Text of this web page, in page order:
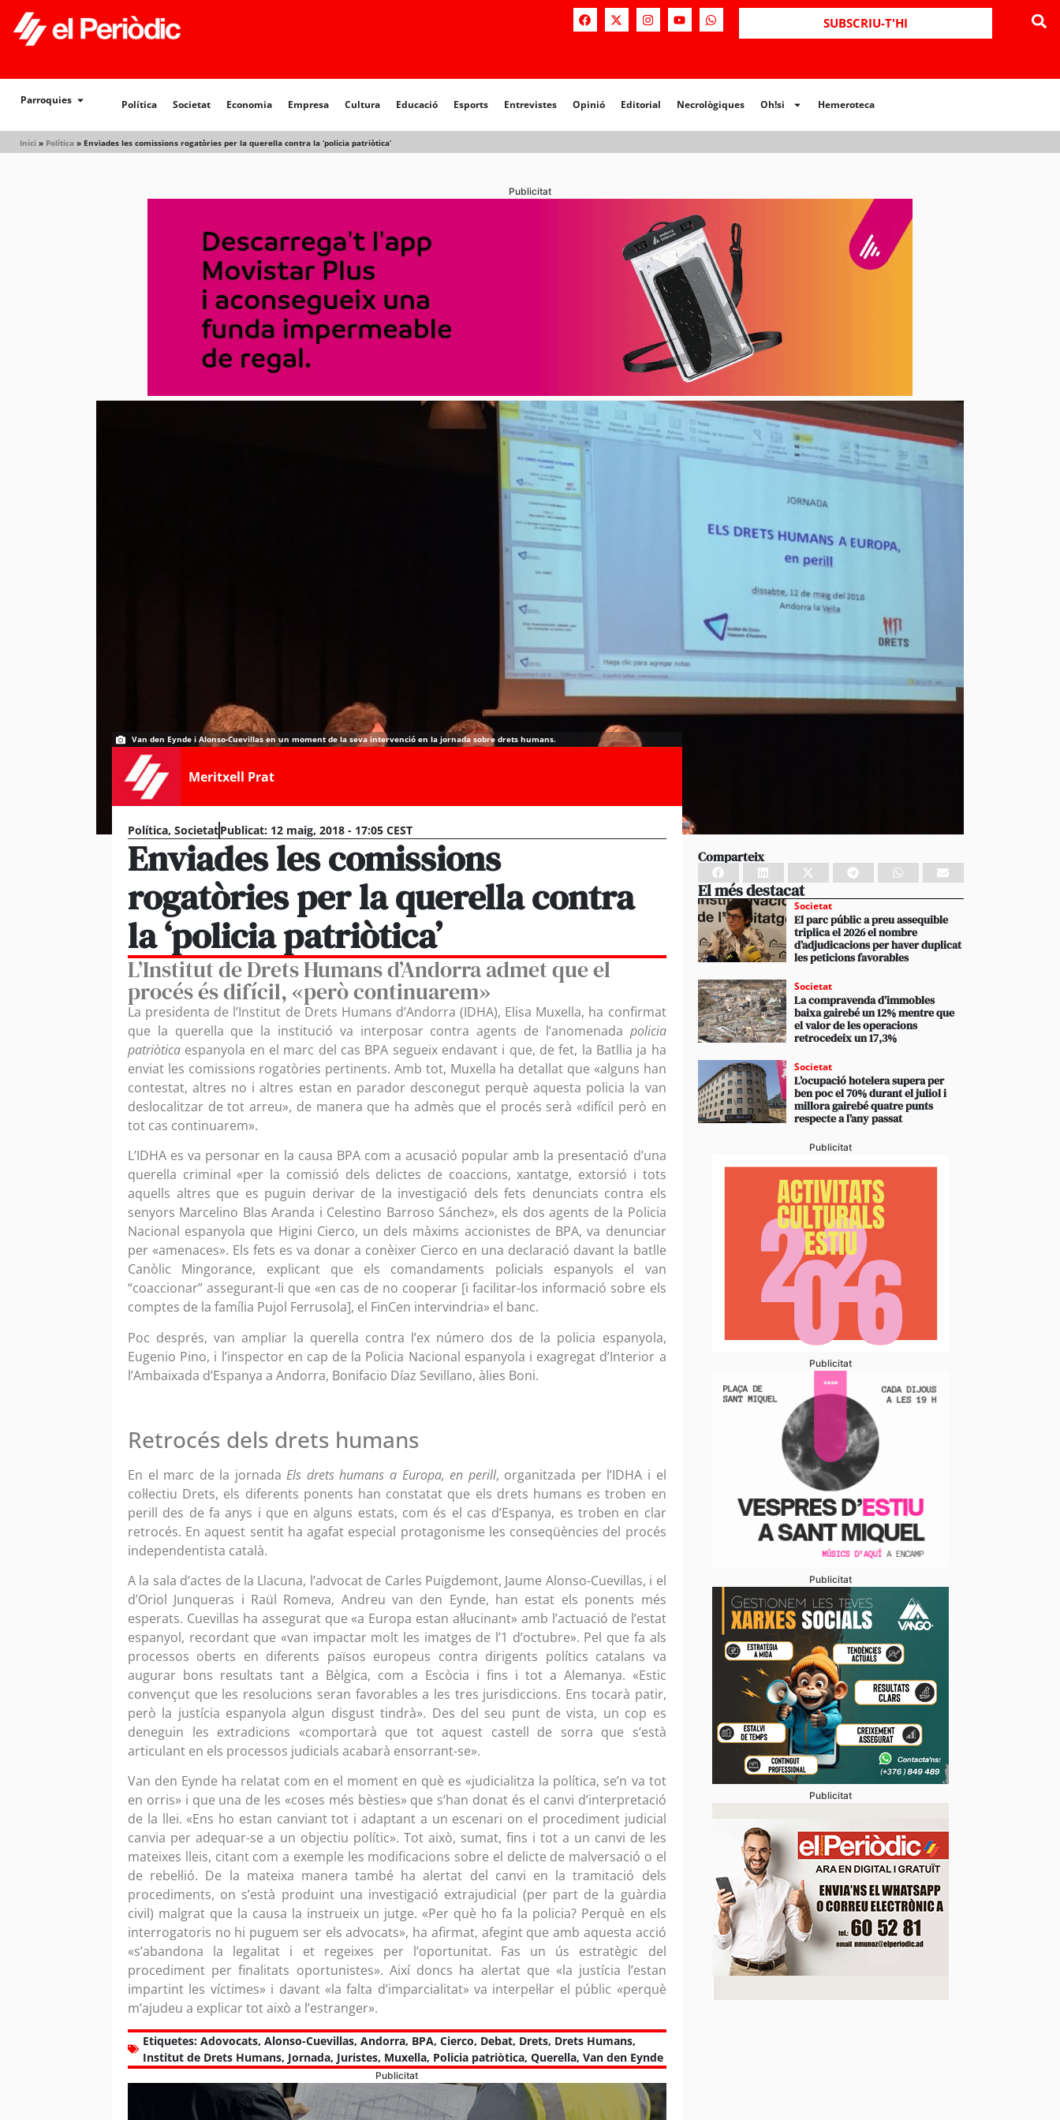
SUBSCRIU-T'HI
Parroquies Política Societat Economia Empresa Cultura Educació Esports Entrevistes Opinió Editorial Necrològiques Oh!si Hemeroteca
Inici » Política » Enviades les comissions rogatòries per la querella contra la ‘policia patriòtica’
Política Societat Opinió Editorial Necrològiques Hemeroteca
Publicitat
Van den Eynde i Alonso-Cuevillas en un moment de la seva intervenció en la jornada sobre drets humans.
Meritxell Prat
Política, SocietatPublicat: 12 maig, 2018 - 17:05 CEST
Enviades les comissions
rogatòries per la querella contra
la ‘policia patriòtica’
L’Institut de Drets Humans d’Andorra admet que el
procés és difícil, «però continuarem»
La presidenta de l’Institut de Drets Humans d’Andorra (IDHA), Elisa Muxella, ha confirmat
que la querella que la institució va interposar contra agents de l’anomenada policia
patriòtica espanyola en el marc del cas BPA segueix endavant i que, de fet, la Batllia ja ha
enviat les comissions rogatòries pertinents. Amb tot, Muxella ha detallat que «alguns han
contestat, altres no i altres estan en parador desconegut perquè aquesta policia la van
deslocalitzar de tot arreu», de manera que ha admès que el procés serà «difícil però en
tot cas continuarem».
L’IDHA es va personar en la causa BPA com a acusació popular amb la presentació d’una
querella criminal «per la comissió dels delictes de coaccions, xantatge, extorsió i tots
aquells altres que es puguin derivar de la investigació dels fets denunciats contra els
senyors Marcelino Blas Aranda i Celestino Barroso Sánchez», els dos agents de la Policia
Nacional espanyola que Higini Cierco, un dels màxims accionistes de BPA, va denunciar
per «amenaces». Els fets es va donar a conèixer Cierco en una declaració davant la batlle
Canòlic Mingorance, explicant que els comandaments policials espanyols el van
“coaccionar” assegurant-li que «en cas de no cooperar [i facilitar-los informació sobre els
comptes de la família Pujol Ferrusola], el FinCen intervindria» el banc.
Poc després, van ampliar la querella contra l’ex número dos de la policia espanyola,
Eugenio Pino, i l’inspector en cap de la Policia Nacional espanyola i exagregat d’Interior a
l’Ambaixada d’Espanya a Andorra, Bonifacio Díaz Sevillano, àlies Boni.
Retrocés dels drets humans
En el marc de la jornadaEls drets humans a Europa, en perill, organitzada per l’IDHA i el
col·lectiu Drets, els diferents ponents han constatat que els drets humans es troben en
perill des de fa anys i que en alguns estats, com és el cas d’Espanya, es troben en clar
retrocés. En aquest sentit ha agafat especial protagonisme les conseqüències del procés
independentista català.
A la sala d’actes de la Llacuna, l’advocat de Carles Puigdemont, Jaume Alonso-Cuevillas, i el
d’Oriol Junqueras i Raül Romeva, Andreu van den Eynde, han estat els ponents més
esperats. Cuevillas ha assegurat que «a Europa estan al·lucinant» amb l’actuació de l’estat
espanyol, recordant que «van impactar molt les imatges de l’1 d’octubre». Pel que fa als
processos oberts en diferents països europeus contra dirigents polítics catalans va
augurar bons resultats tant a Bèlgica, com a Escòcia i fins i tot a Alemanya. «Estic
convençut que les resolucions seran favorables a les tres jurisdiccions. Ens tocarà patir,
però la justícia espanyola algun disgust tindrà». Des del seu punt de vista, un cop es
deneguin les extradicions «comportarà que tot aquest castell de sorra que s’està
articulant en els processos judicials acabarà ensorrant-se».
Van den Eynde ha relatat com en el moment en què es «judicialitza la política, se’n va tot
en orris» i que una de les «coses més bèsties» que s’han donat és el canvi d’interpretació
de la llei. «Ens ho estan canviant tot i adaptant a un escenari on el procediment judicial
canvia per adequar-se a un objectiu polític». Tot això, sumat, fins i tot a un canvi de les
mateixes lleis, citant com a exemple les modificacions sobre el delicte de malversació o el
de rebel·lió. De la mateixa manera també ha alertat del canvi en la tramitació dels
procediments, on s’està produint una investigació extrajudicial (per part de la guàrdia
civil) malgrat que la causa la instrueix un jutge. «Per què ho fa la policia? Perquè en els
interrogatoris no hi puguem ser els advocats», ha afirmat, afegint que amb aquesta acció
«s’abandona la legalitat i et regeixes per l’oportunitat. Fas un ús estratègic del
procediment per finalitats oportunistes». Així doncs ha alertat que «la justícia l’estan
impartint les víctimes» i davant «la falta d’imparcialitat» va interpel·lar el públic «perquè
m’ajudeu a explicar tot això a l’estranger».
Etiquetes: Adovocats, Alonso-Cuevillas, Andorra, BPA, Cierco, Debat, Drets, Drets Humans,
Institut de Drets Humans, Jornada, Juristes, Muxella, Policia patriòtica, Querella, Van den Eynde
Publicitat
Comparteix
El més destacat
Societat
El parc públic a preu assequible
triplica el 2026 el nombre
d’adjudicacions per haver duplicat
les peticions favorables
Societat
La compravenda d’immobles
baixa gairebé un 12% mentre que
el valor de les operacions
retrocedeix un 17,3%
Societat
L’ocupació hotelera supera per
ben poc el 70% durant el juliol i
millora gairebé quatre punts
respecte a l’any passat
Publicitat
Publicitat
Publicitat
Publicitat